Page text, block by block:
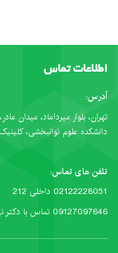
اطلاعات تماس
آدرس:
تهران، بلوار میرداماد، میدان
دانشکده علوم توانبخشی،
تلفن های تماس:
02122228051 داخلی 212
09127097646 تماس با دکتر نیکجوی